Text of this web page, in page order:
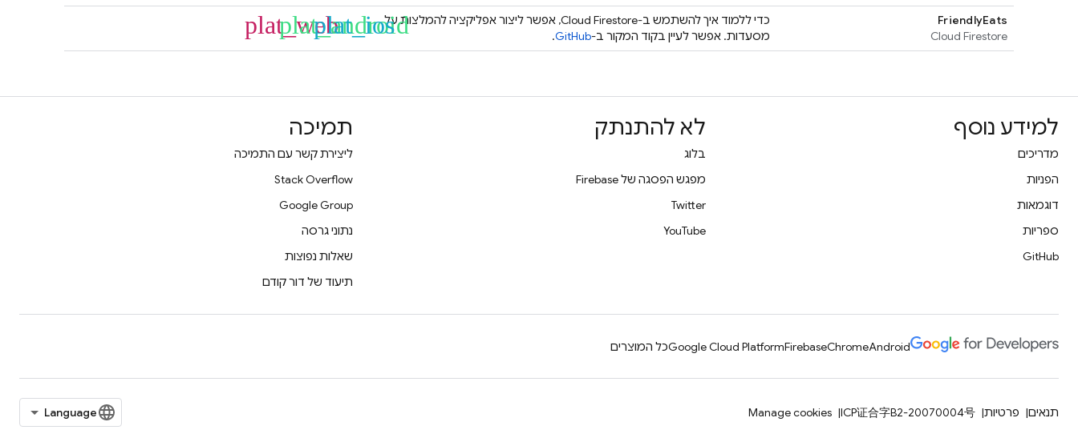
FriendlyEats
Cloud Firestore
כדי ללמוד איך להשתמש ב-Cloud Firestore, אפשר ליצור אפליקציה להמלצות על
מסעדות. אפשר לעיין בקוד המקור ב-GitHub
.
plat_ios
plat_android
plat_web
למידע נוסף
מדריכים
הפניות
דוגמאות
ספריות
GitHub
לא להתנתק
בלוג
מפגש הפסגה של Firebase
Twitter
YouTube
תמיכה
ליצירת קשר עם התמיכה
Stack Overflow
Google Group
נתוני גרסה
שאלות נפוצות
תיעוד של דור קודם
Android
Chrome
Firebase
Google Cloud Platformכל המוצרים
תנאים פרטיות ICP证合字B2-20070004号
Manage cookies